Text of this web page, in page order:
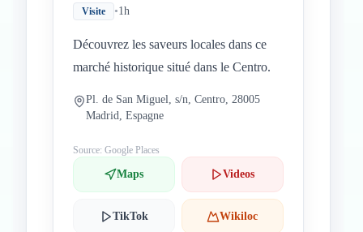
Visite •1h
Découvrez les saveurs locales dans ce
marché historique situé dans le Centro.
Pl. de San Miguel, s/n, Centro, 28005
Madrid, Espagne
Source: Google Places
Maps Videos
TikTok Wikiloc